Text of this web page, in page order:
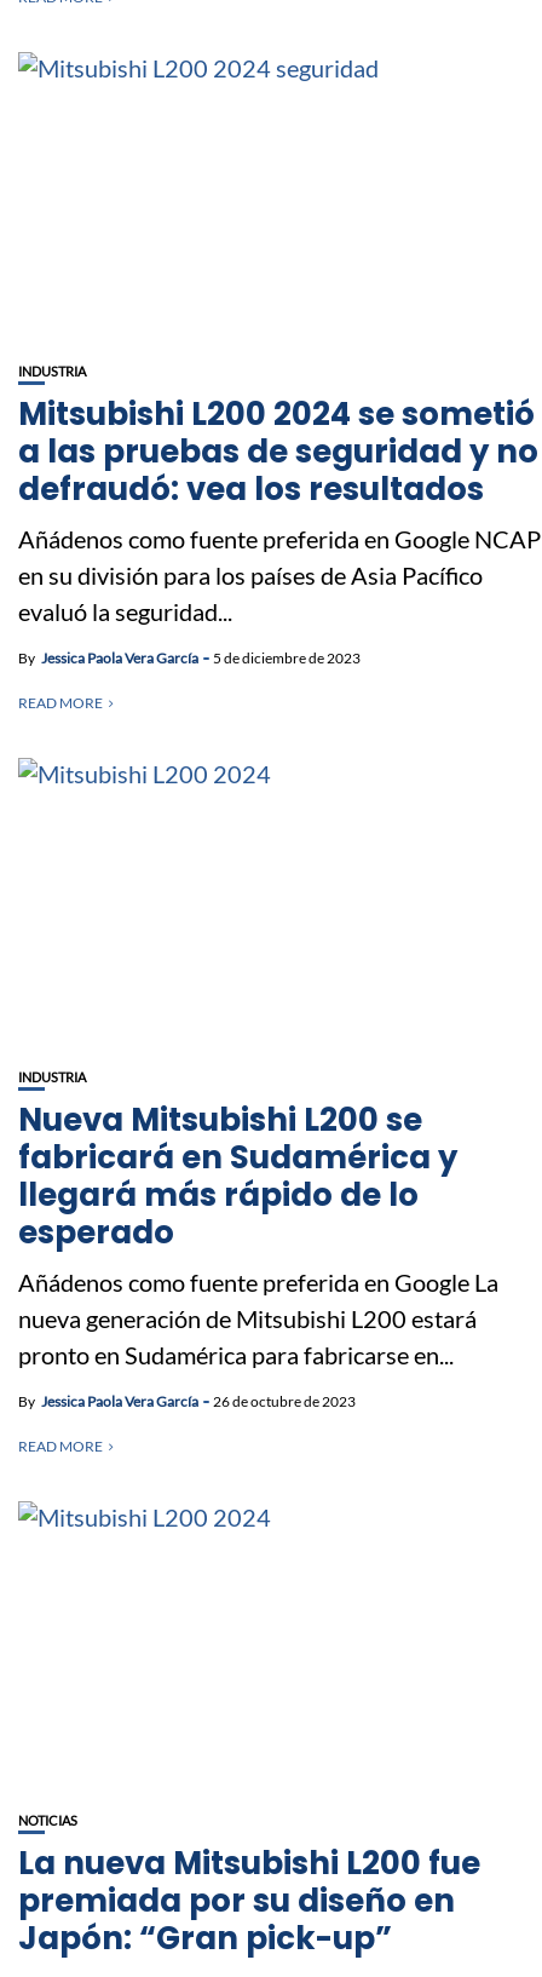
INDUSTRIA
Mitsubishi L200 2024 se sometió
a las pruebas de seguridad y no
defraudó: vea los resultados
Añádenos como fuente preferida en Google NCAP
en su división para los países de Asia Pacífico
evaluó la seguridad...
By Jessica Paola Vera García 5 de diciembre de 2023
READ MORE
INDUSTRIA
Nueva Mitsubishi L200 se
fabricará en Sudamérica y
llegará más rápido de lo
esperado
Añádenos como fuente preferida en Google La
nueva generación de Mitsubishi L200 estará
pronto en Sudamérica para fabricarse en...
By Jessica Paola Vera García 26 de octubre de 2023
READ MORE
NOTICIAS
La nueva Mitsubishi L200 fue
premiada por su diseño en
Japón: “Gran pick-up”